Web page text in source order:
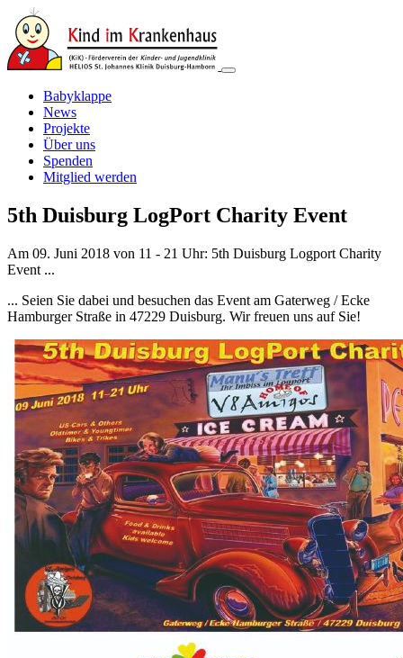
Babyklappe
News
Projekte
Über uns
Spenden
Mitglied werden
5th Duisburg LogPort Charity Event
Am 09. Juni 2018 von 11 - 21 Uhr: 5th Duisburg Logport Charity
Event ...
... Seien Sie dabei und besuchen das Event am Gaterweg / Ecke
Hamburger Straße in 47229 Duisburg. Wir freuen uns auf Sie!